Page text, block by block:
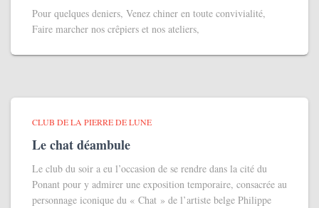
Pour quelques deniers, Venez chiner en toute convivialité,
Faire marcher nos crêpiers et nos ateliers,
CLUB DE LA PIERRE DE LUNE
Le chat déambule
Le club du soir a eu l’occasion de se rendre dans la cité du
Ponant pour y admirer une exposition temporaire, consacrée au
personnage iconique du « Chat » de l’artiste belge Philippe